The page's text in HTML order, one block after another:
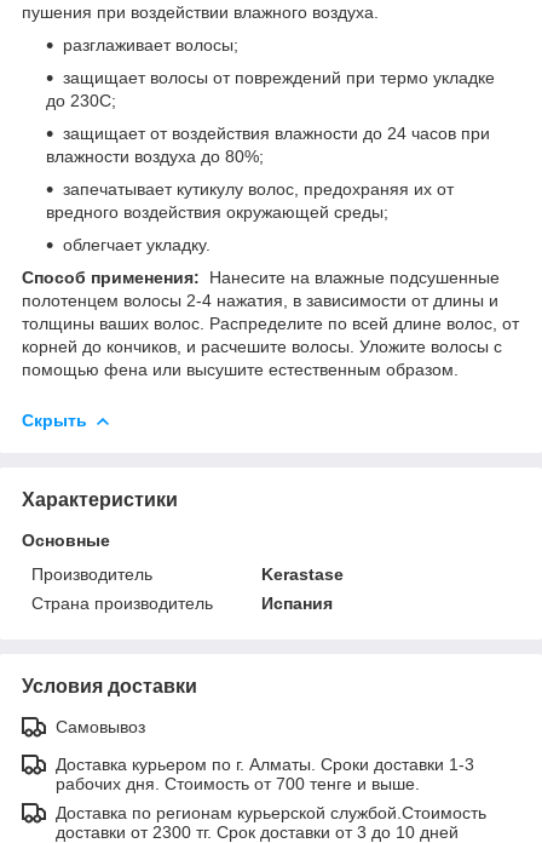
пушения при воздействии влажного воздуха.
разглаживает волосы;
защищает волосы от повреждений при термо укладке
до 230C;
защищает от воздействия влажности до 24 часов при
влажности воздуха до 80%;
запечатывает кутикулу волос, предохраняя их от
вредного воздействия окружающей среды;
облегчает укладку.
Способ применения:
Нанесите на влажные подсушенные
полотенцем волосы 2-4 нажатия, в зависимости от длины и
толщины ваших волос. Распределите по всей длине волос, от
корней до кончиков, и расчешите волосы. Уложите волосы с
помощью фена или высушите естественным образом.
Скрыть
Характеристики
Основные
Производитель
Kerastase
Страна производитель
Испания
Условия доставки
Самовывоз
Доставка курьером по г. Алматы. Сроки доставки 1-3
рабочих дня. Стоимость от 700 тенге и выше.
Доставка по регионам курьерской службой.Стоимость
доставки от 2300 тг. Срок доставки от 3 до 10 дней